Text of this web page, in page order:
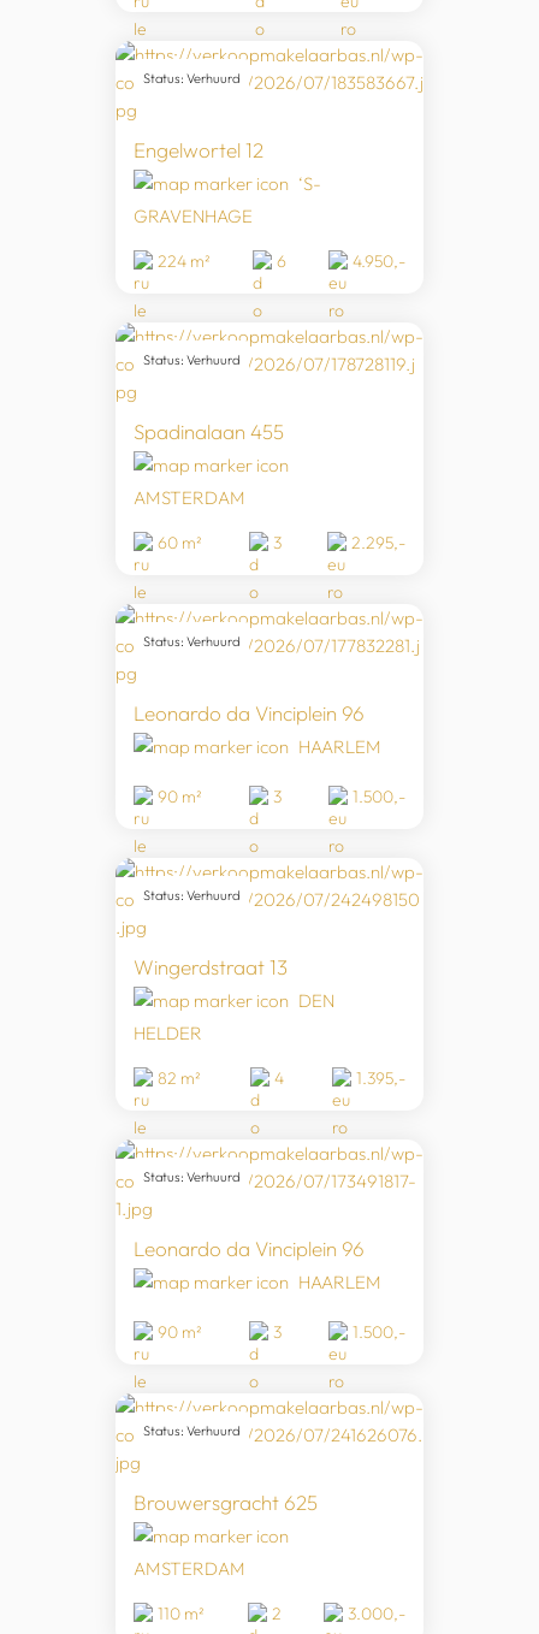
Engelwortel 12
‘S-
GRAVENHAGE
Status: Verhuurd
224 m² 6 4.950,-
Spadinalaan 455
AMSTERDAM
Status: Verhuurd
60 m² 3 2.295,-
Leonardo da Vinciplein 96
HAARLEM
Status: Verhuurd
90 m² 3 1.500,-
Wingerdstraat 13
DEN
HELDER
Status: Verhuurd
82 m² 4 1.395,-
Leonardo da Vinciplein 96
HAARLEM
Status: Verhuurd
90 m² 3 1.500,-
Brouwersgracht 625
AMSTERDAM
Status: Verhuurd
110 m² 2 3.000,-